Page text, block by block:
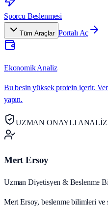
Sporcu Beslenmesi
Tüm Araçlar Portalı Aç
Ekonomik Analiz
Bu besin yüksek protein içerir.
yapın.
UZMAN ONAYLI ANALİZ
Mert Ersoy
Uzman Diyetisyen & Beslenme
Mert Ersoy, beslenme bilimleri